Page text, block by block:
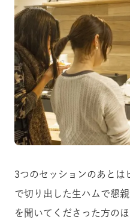
3つのセッションのあとは
で切り出した生ハムで懇
を聞いてくださった方の